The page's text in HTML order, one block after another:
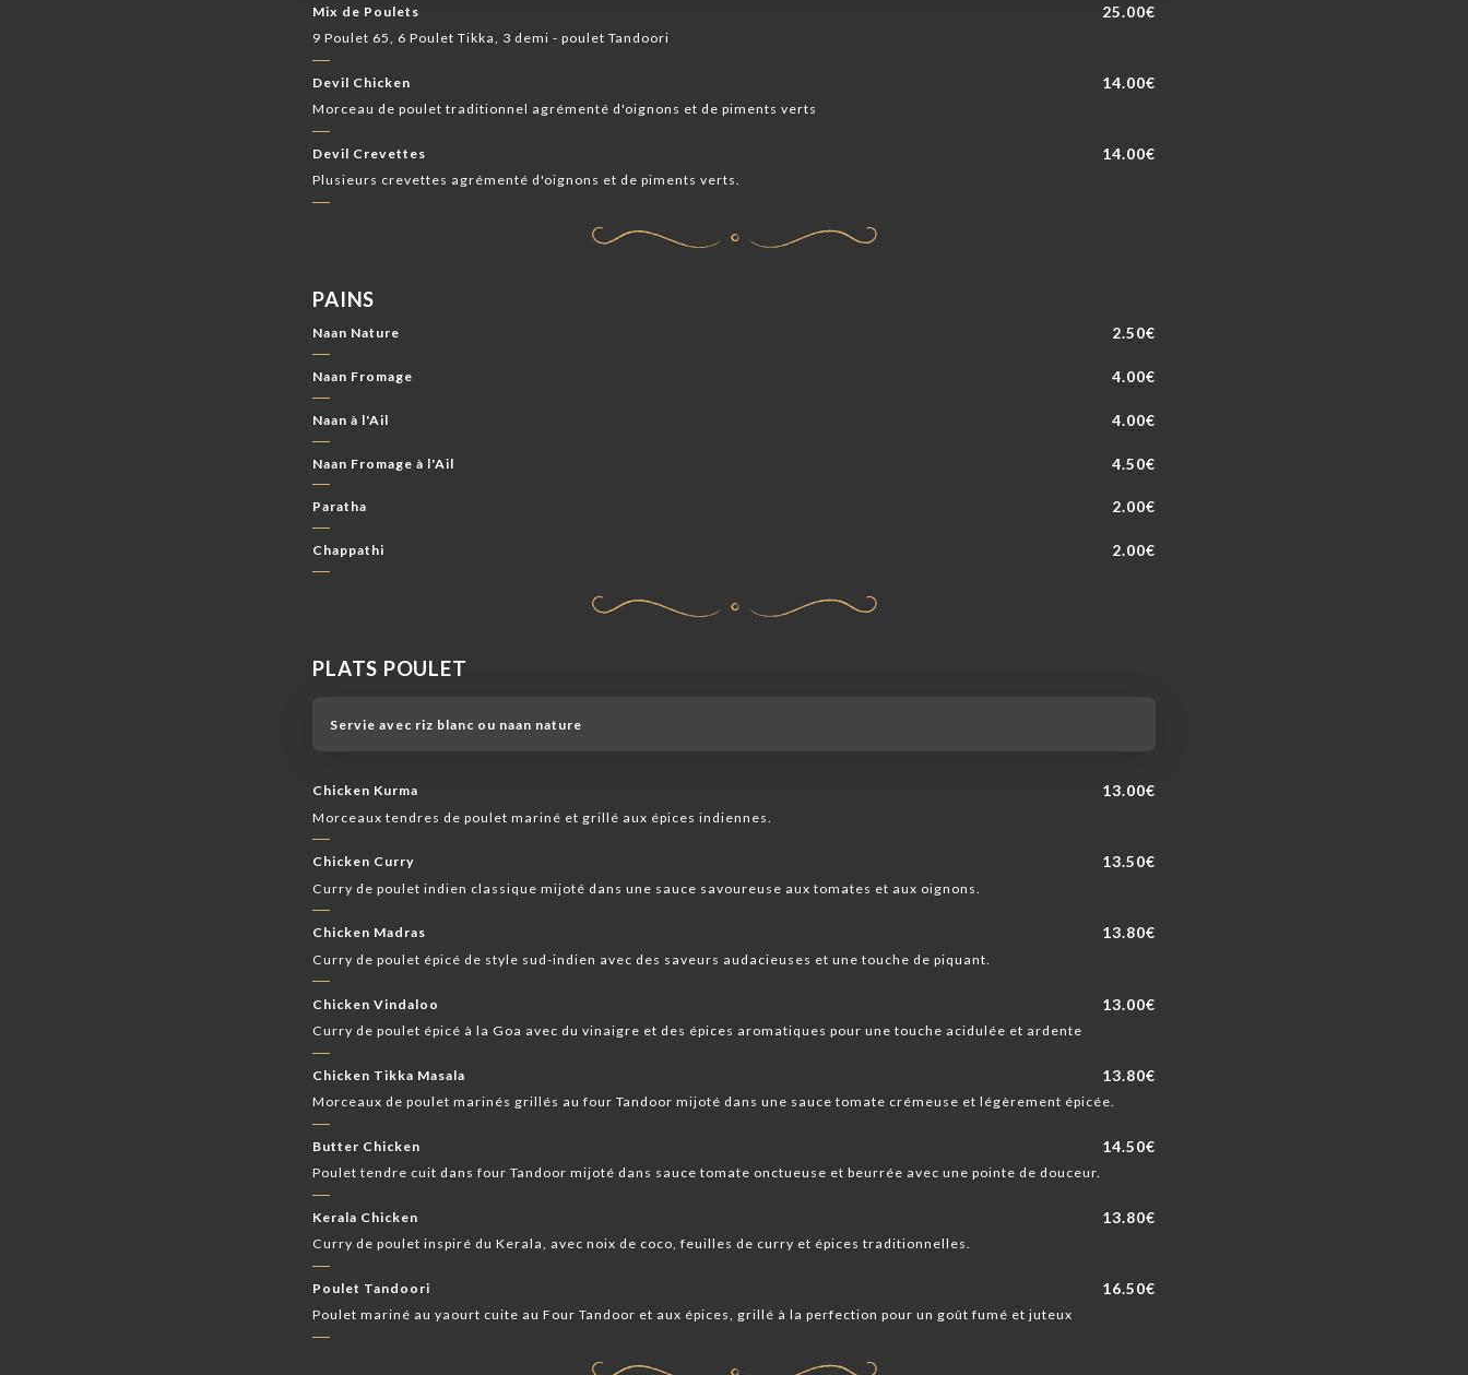
Mix de Poulets 25.00€
9 Poulet 65, 6 Poulet Tikka, 3 demi - poulet Tandoori
Devil Chicken 14.00€
Morceau de poulet traditionnel agrémenté d'oignons et de piments verts
Devil Crevettes 14.00€
Plusieurs crevettes agrémenté d'oignons et de piments verts.
PAINS
Naan Nature 2.50€
Naan Fromage 4.00€
Naan à l'Ail 4.00€
Naan Fromage à l'Ail 4.50€
Paratha 2.00€
Chappathi 2.00€
PLATS POULET
Servie avec riz blanc ou naan nature
Chicken Kurma 13.00€
Morceaux tendres de poulet mariné et grillé aux épices indiennes.
Chicken Curry 13.50€
Curry de poulet indien classique mijoté dans une sauce savoureuse aux tomates et aux oignons.
Chicken Madras 13.80€
Curry de poulet épicé de style sud-indien avec des saveurs audacieuses et une touche de piquant.
Chicken Vindaloo 13.00€
Curry de poulet épicé à la Goa avec du vinaigre et des épices aromatiques pour une touche acidulée et ardente
Chicken Tikka Masala 13.80€
Morceaux de poulet marinés grillés au four Tandoor mijoté dans une sauce tomate crémeuse et légèrement épicée.
Butter Chicken 14.50€
Poulet tendre cuit dans four Tandoor mijoté dans sauce tomate onctueuse et beurrée avec une pointe de douceur.
Kerala Chicken 13.80€
Curry de poulet inspiré du Kerala, avec noix de coco, feuilles de curry et épices traditionnelles.
Poulet Tandoori 16.50€
Poulet mariné au yaourt cuite au Four Tandoor et aux épices, grillé à la perfection pour un goût fumé et juteux